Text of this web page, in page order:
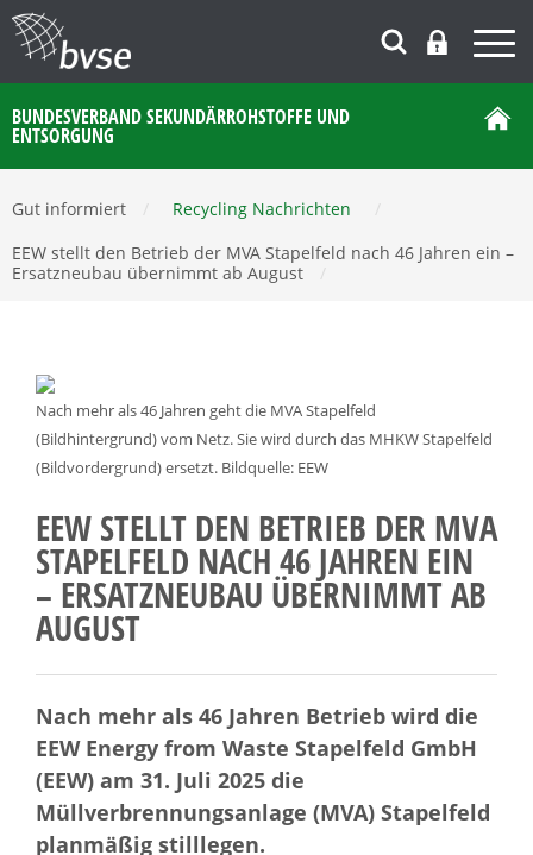
BUNDESVERBAND SEKUNDÄRROHSTOFFE UND
ENTSORGUNG
Gut informiert Recycling Nachrichten
EEW stellt den Betrieb der MVA Stapelfeld nach 46 Jahren ein –
Ersatzneubau übernimmt ab August
Nach mehr als 46 Jahren geht die MVA Stapelfeld
(Bildhintergrund) vom Netz. Sie wird durch das MHKW Stapelfeld
(Bildvordergrund) ersetzt. Bildquelle: EEW
EEW STELLT DEN BETRIEB DER MVA
STAPELFELD NACH 46 JAHREN EIN
– ERSATZNEUBAU ÜBERNIMMT AB
AUGUST
Nach mehr als 46 Jahren Betrieb wird die
EEW Energy from Waste Stapelfeld GmbH
(EEW) am 31. Juli 2025 die
Müllverbrennungsanlage (MVA) Stapelfeld
planmäßig stilllegen.